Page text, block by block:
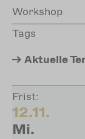
Frist:
12.11.
Mi.
Workshop
Tags
Aktuelle